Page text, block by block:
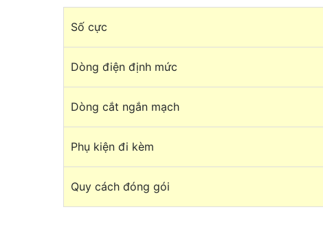
Số cực
Dòng điện định mức
Dòng cắt ngắn mạch
Phụ kiện đi kèm
Quy cách đóng gói